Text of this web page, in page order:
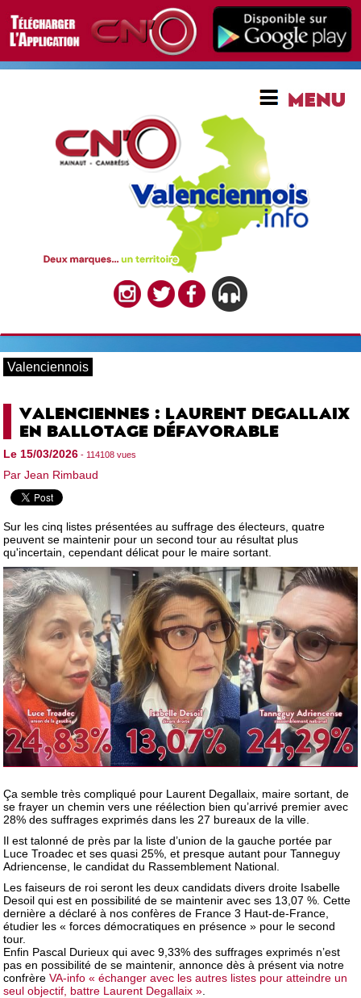
Valenciennois
VALENCIENNES : LAURENT DEGALLAIX
EN BALLOTAGE DÉFAVORABLE
Le 15/03/2026 - 114108 vues
Par Jean Rimbaud
Sur les cinq listes présentées au suffrage des électeurs, quatre
peuvent se maintenir pour un second tour au résultat plus
qu'incertain, cependant délicat pour le maire sortant.
Ça semble très compliqué pour Laurent Degallaix, maire sortant, de
se frayer un chemin vers une réélection bien qu’arrivé premier avec
28% des suffrages exprimés dans les 27 bureaux de la ville.
Il est talonné de près par la liste d’union de la gauche portée par
Luce Troadec et ses quasi 25%, et presque autant pour Tanneguy
Adriencense, le candidat du Rassemblement National.
Les faiseurs de roi seront les deux candidats divers droite Isabelle
Desoil qui est en possibilité de se maintenir avec ses 13,07 %. Cette
dernière a déclaré à nos confères de France 3 Haut-de-France,
étudier les « forces démocratiques en présence » pour le second
tour.
Enfin Pascal Durieux qui avec 9,33% des suffrages exprimés n’est
pas en possibilité de se maintenir, annonce dès à présent via notre
confrèreVA-info « échanger avec les autres listes pour atteindre un
seul objectif, battre Laurent Degallaix »